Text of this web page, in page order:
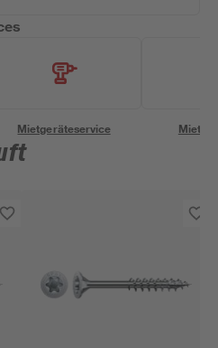
Mietgeräteservice